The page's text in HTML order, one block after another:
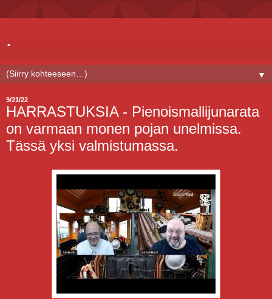
.
▼
9/21/22
HARRASTUKSIA - Pienoismallijunarata
on varmaan monen pojan unelmissa.
Tässä yksi valmistumassa.